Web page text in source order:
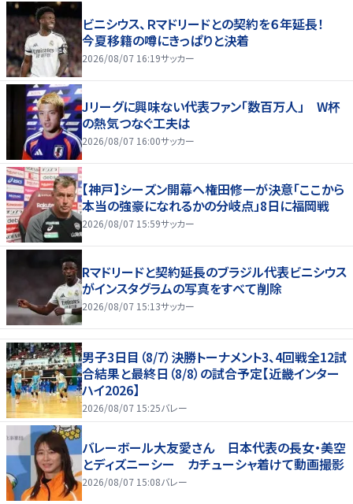
ビニシウス、Ｒマドリードとの契約を６年延長！
今夏移籍の噂にきっぱりと決着
2026/08/07 16:19サッカー
Jリーグに興味ない代表ファン「数百万人」 W杯
の熱気つなぐ工夫は
2026/08/07 16:00サッカー
【神戸】シーズン開幕へ権田修一が決意「ここから
本当の強豪になれるかの分岐点」8日に福岡戦
2026/08/07 15:59サッカー
Rマドリードと契約延長のブラジル代表ビニシウス
がインスタグラムの写真をすべて削除
2026/08/07 15:13サッカー
男子3日目（8/7）決勝トーナメント3、4回戦全12試
合結果と最終日（8/8）の試合予定【近畿インター
ハイ2026】
2026/08/07 15:25バレー
バレーボール大友愛さん 日本代表の長女・美空
とディズニーシー カチューシャ着けて動画撮影
2026/08/07 15:08バレー